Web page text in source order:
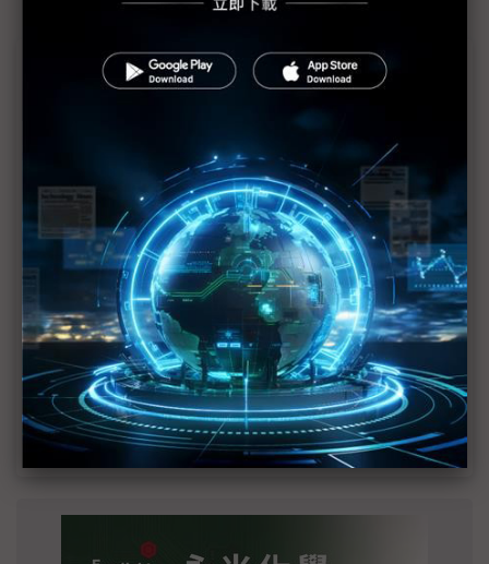
近７天熱門報導
MLCC訂單過熱、出貨比創高 村田示警全球AI基
2027全年記憶體產能提前售罄 買家「祕而不
宣」只怕買不夠
英特爾EMIB良率達標 聯發科第2代ASIC產品
2028準時量產
SpaceX晶片採購大轉向 Elon Musk捨超微全面
採用NVIDIA
光進銅退更明確？ 聯發科估SerDes 448G為銅
線「最終戰場」